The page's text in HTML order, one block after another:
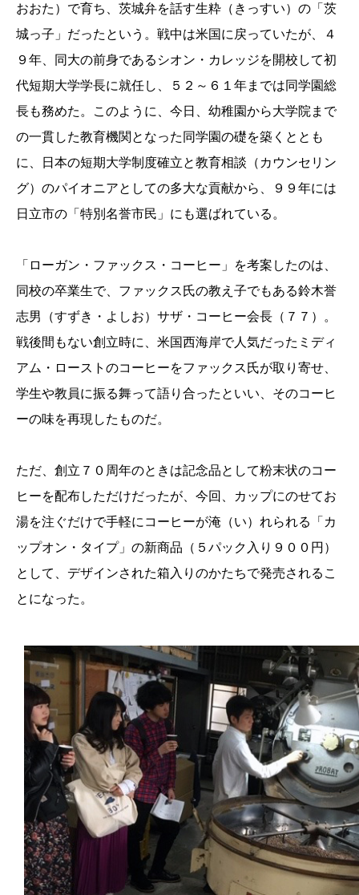
おおた）で育ち、茨城弁を話す生粋（きっすい）の「茨
城っ子」だったという。戦中は米国に戻っていたが、４
９年、同大の前身であるシオン・カレッジを開校して初
代短期大学学長に就任し、５２～６１年までは同学園総
長も務めた。このように、今日、幼稚園から大学院まで
の一貫した教育機関となった同学園の礎を築くととも
に、日本の短期大学制度確立と教育相談（カウンセリン
グ）のパイオニアとしての多大な貢献から、９９年には
日立市の「特別名誉市民」にも選ばれている。
「ローガン・ファックス・コーヒー」を考案したのは、
同校の卒業生で、ファックス氏の教え子でもある鈴木誉
志男（すずき・よしお）サザ・コーヒー会長（７７）。
戦後間もない創立時に、米国西海岸で人気だったミディ
アム・ローストのコーヒーをファックス氏が取り寄せ、
学生や教員に振る舞って語り合ったといい、そのコーヒ
ーの味を再現したものだ。
ただ、創立７０周年のときは記念品として粉末状のコー
ヒーを配布しただけだったが、今回、カップにのせてお
湯を注ぐだけで手軽にコーヒーが淹（い）れられる「カ
ップオン・タイプ」の新商品（５パック入り９００円）
として、デザインされた箱入りのかたちで発売されるこ
とになった。